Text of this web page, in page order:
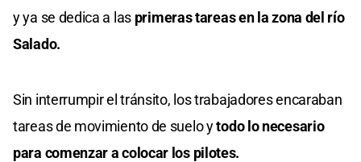
y ya se dedica a las primeras tareas en la zona del río
Salado.
Sin interrumpir el tránsito, los trabajadores encaraban
tareas de movimiento de suelo ytodo lo necesario
para comenzar a colocar los pilotes.